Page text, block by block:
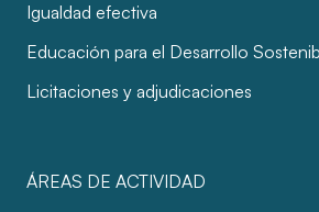
Igualdad efectiva
Educación para el Desarrollo
Licitaciones y adjudicaciones
ÁREAS DE ACTIVIDAD